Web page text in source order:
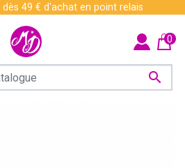
dès 49 € d'achat en point relais

0